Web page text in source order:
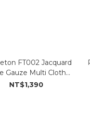
FT002 Jacquard
Gauze Multi Cloth
(2P)
NT$1,390